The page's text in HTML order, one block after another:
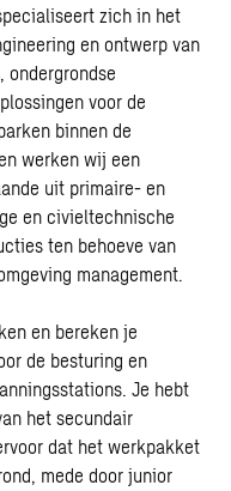
zich in het
en ontwerp van
ondergrondse
voor de
binnen de
werken wij een
uit primaire- en
en civieltechnische
ten behoeve van
management.
en bereken je
de besturing en
Je hebt
het secundair
dat het werkpakket
mede door junior